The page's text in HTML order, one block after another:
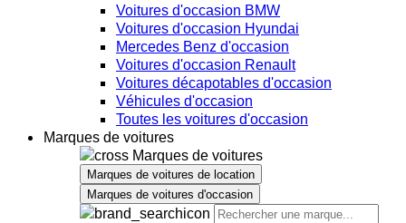
Voitures d'occasion BMW
Voitures d'occasion Hyundai
Mercedes Benz d'occasion
Voitures d'occasion Renault
Voitures décapotables d'occasion
Véhicules d'occasion
Toutes les voitures d'occasion
Marques de voitures
Marques de voitures
Marques de voitures de location
Marques de voitures d'occasion